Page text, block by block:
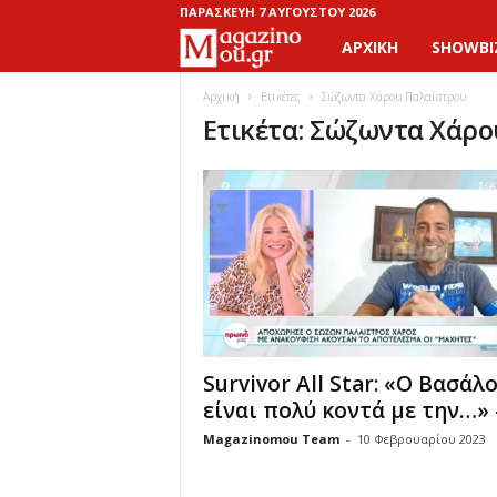
ΠΑΡΑΣΚΕΥΉ 7 ΑΥΓΟΎΣΤΟΥ 2026
a
g
a
n
o
M
ΑΡΧΙΚΉ
Αρχική Ετικέτες Σώζωντα Χάρου Παλαίστρου
Ετικέτα: Σώζωντα
Survivor All Star: «Ο
είναι πολύ κοντά με την…»
Magazinomou Team - 10 Φεβρουαρίου 2023